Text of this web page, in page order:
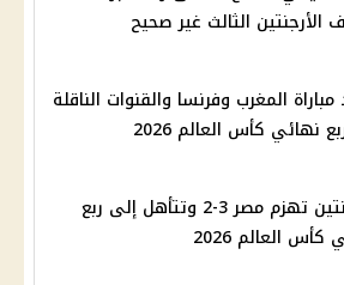
الثالث غير صحيح
المغرب وفرنسا والقنوات الناقلة
نهائي كأس العالم 2026
الأرجنتين تهزم مصر 3-2 وتتأهل إلى ربع
العالم 2026